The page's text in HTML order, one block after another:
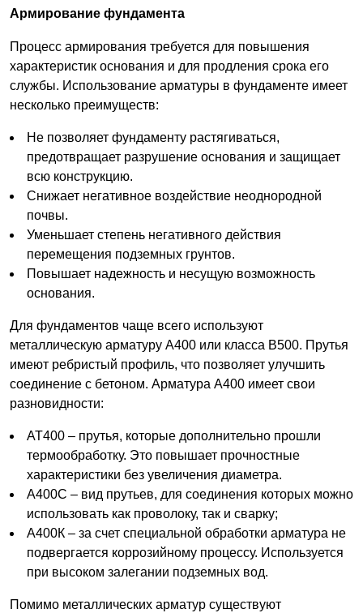
Армирование фундамента
Процесс армирования требуется для повышения
характеристик основания и для продления срока его
службы. Использование арматуры в фундаменте имеет
несколько преимуществ:
Не позволяет фундаменту растягиваться,
предотвращает разрушение основания и защищает
всю конструкцию.
Снижает негативное воздействие неоднородной
почвы.
Уменьшает степень негативного действия
перемещения подземных грунтов.
Повышает надежность и несущую возможность
основания.
Для фундаментов чаще всего используют
металлическую арматуру А400 или класса В500. Прутья
имеют ребристый профиль, что позволяет улучшить
соединение с бетоном. Арматура А400 имеет свои
разновидности:
АТ400 – прутья, которые дополнительно прошли
термообработку. Это повышает прочностные
характеристики без увеличения диаметра.
А400С – вид прутьев, для соединения которых можно
использовать как проволоку, так и сварку;
А400К – за счет специальной обработки арматура не
подвергается коррозийному процессу. Используется
при высоком залегании подземных вод.
Помимо металлических арматур существуют